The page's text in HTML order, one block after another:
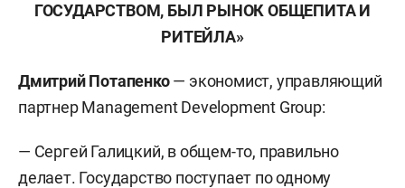
ГОСУДАРСТВОМ, БЫЛ РЫНОК ОБЩЕПИТА И
РИТЕЙЛА»
Дмитрий Потапенко— экономист, управляющий
партнер Management Development Group:
— Сергей Галицкий, в общем-то, правильно
делает. Государство поступает по одному